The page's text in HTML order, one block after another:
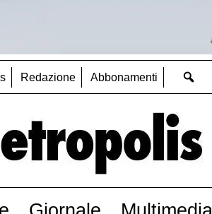
Redazione Abbonamenti